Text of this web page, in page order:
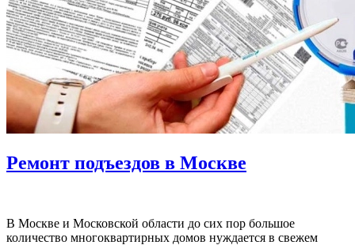
Ремонт подъездов в Москве
В Москве и Московской области до сих пор большое
количество многоквартирных домов нуждается в свежем